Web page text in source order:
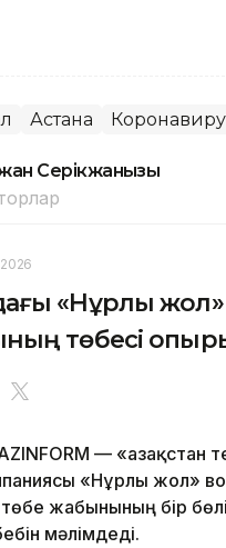
Астана
Серікжанқызы
«Нұрлы жол»
төбесі
— «Қазақстан
«Нұрлы жол»
жабынының бір
мәлімдеді.